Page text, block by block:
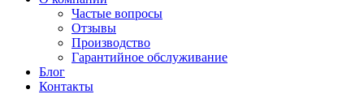
Частые вопросы
Отзывы
Производство
Гарантийное обслуживание
Блог
Контакты